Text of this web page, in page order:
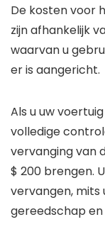
De kosten voor
zijn afhankelijk
waarvan u
er is aangericht.
Als u uw
volledige
vervanging van
$ 200 brengen.
vervangen, mits
gereedschap